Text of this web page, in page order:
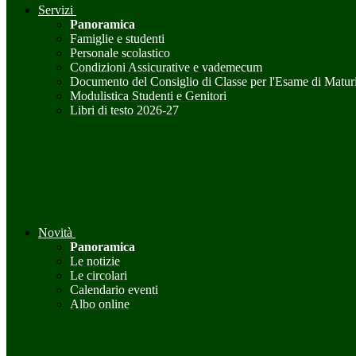
Servizi
Panoramica
Famiglie e studenti
Personale scolastico
Condizioni Assicurative e vademecum
Documento del Consiglio di Classe per l'Esame di
Modulistica Studenti e Genitori
Libri di testo 2026-27
Novità
Panoramica
Le notizie
Le circolari
Calendario eventi
Albo online